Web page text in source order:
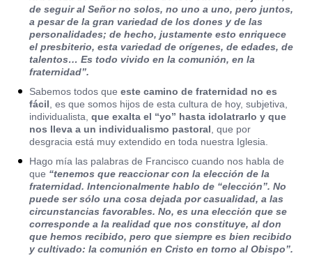
de seguir al Señor no solos, no uno a uno, pero juntos,
a pesar de la gran variedad de los dones y de las
personalidades; de hecho, justamente esto enriquece
el presbiterio, esta variedad de orígenes, de edades, de
talentos… Es todo vivido en la comunión, en la
fraternidad”.
Sabemos todos queeste camino de fraternidad no es
fácil , es que somos hijos de esta cultura de hoy, subjetiva,
individualista,que exalta el “yo” hasta idolatrarlo y que
nos lleva a un individualismo pastoral , que por
desgracia está muy extendido en toda nuestra Iglesia.
Hago mía las palabras de Francisco cuando nos habla de
que “tenemos que reaccionar con la elección de la
fraternidad. Intencionalmente hablo de “elección”. No
puede ser sólo una cosa dejada por casualidad, a las
circunstancias favorables. No, es una elección que se
corresponde a la realidad que nos constituye, al don
que hemos recibido, pero que siempre es bien recibido
y cultivado: la comunión en Cristo en torno al Obispo”.